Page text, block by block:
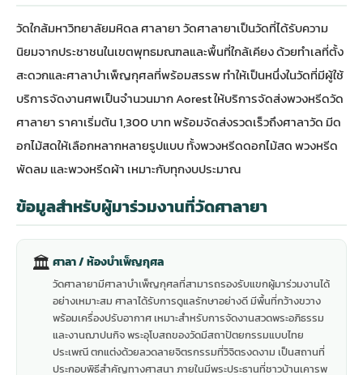
วัดใกล้มหาวิทยาลัยมหิดล ศาลายา วัดศาลายาเป็นวัดที่ได้รับความ
นิยมจากประชาชนในเขตพุทธมณฑลและพื้นที่ใกล้เคียง ด้วยทำเลที่ตั้ง
สะดวกและศาลาบำเพ็ญกุศลที่พร้อมสรรพ ทำให้เป็นหนึ่งในวัดที่มีผู้ใช้
บริการจัดงานศพเป็นจำนวนมาก Aorest ให้บริการจัดส่งพวงหรีดวัด
ศาลายา ราคาเริ่มต้น 1,300 บาท พร้อมจัดส่งรวดเร็วถึงศาลาวัด มีด
อกไม้สดให้เลือกหลากหลายรูปแบบ ทั้งพวงหรีดดอกไม้สด พวงหรีด
พัดลม และพวงหรีดผ้า เหมาะกับทุกงบประมาณ
ข้อมูลสำหรับผู้มาร่วมงานที่วัดศาลายา
🏛 ศาลา / ห้องบำเพ็ญกุศล
วัดศาลายามีศาลาบำเพ็ญกุศลที่สามารถรองรับแขกผู้มาร่วมงานได้
อย่างเหมาะสม ศาลาได้รับการดูแลรักษาอย่างดี มีพื้นที่กว้างขวาง
พร้อมเครื่องปรับอากาศ เหมาะสำหรับการจัดงานสวดพระอภิธรรม
และงานฌาปนกิจ พระอุโบสถของวัดมีสถาปัตยกรรมแบบไทย
ประเพณี ตกแต่งด้วยลวดลายจิตรกรรมที่วิจิตรงดงาม เป็นสถานที่
ประกอบพิธีสำคัญทางศาสนา ภายในมีพระประธานที่ชาวบ้านเคารพ